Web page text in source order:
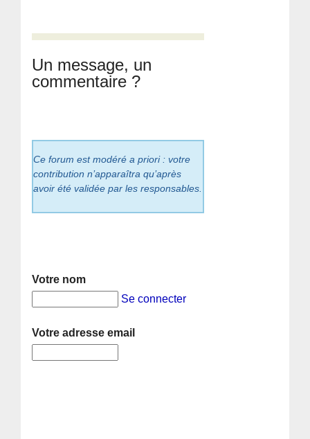
Un message, un
commentaire ?
Ce forum est modéré a priori : votre
contribution n’apparaîtra qu’après
avoir été validée par les responsables.
Votre nom
Se connecter
Votre adresse email